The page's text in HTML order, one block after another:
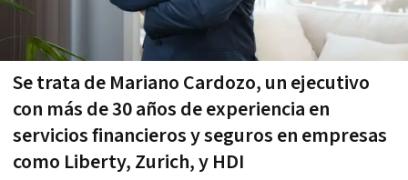
Se trata de Mariano Cardozo, un ejecutivo
con más de 30 años de experiencia en
servicios financieros y seguros en empresas
como Liberty, Zurich, y HDI